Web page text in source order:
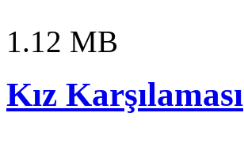
1.12 MB
Kız Karşılaması